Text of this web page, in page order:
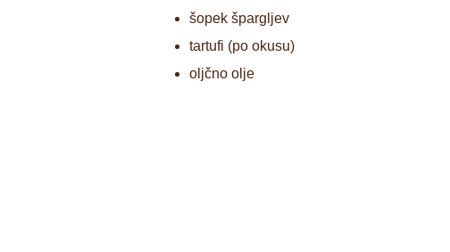
šopek špargljev
tartufi (po okusu)
oljčno olje